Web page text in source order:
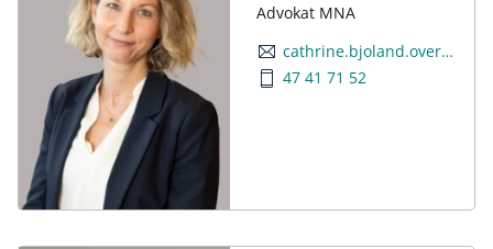
Advokat MNA
cathrine.bjoland.overby@finansnorge.no
47 41 71 52